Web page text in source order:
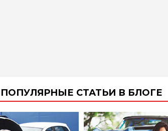
ПОПУЛЯРНЫЕ СТАТЬИ В БЛОГЕ